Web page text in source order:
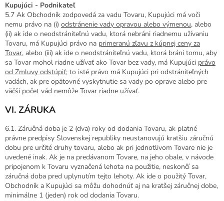
Kupujúci - Podnikateľ
5.7 Ak Obchodník zodpovedá za vadu Tovaru, Kupujúci má voči
nemu právo na (i) odstránenie vady opravou alebo výmenou, alebo
(ii) ak ide o neodstrániteľnú vadu, ktorá nebráni riadnemu užívaniu
Tovaru, má Kupujúci právo na primeranú zľavu z kúpnej ceny za
Tovar, alebo (iii) ak ide o neodstrániteľnú vadu, ktorá bráni tomu, aby
sa Tovar mohol riadne užívať ako Tovar bez vady, má Kupujúci právo
od Zmluvy odstúpiť; to isté právo má Kupujúci pri odstrániteľných
vadách, ak pre opätovné vyskytnutie sa vady po oprave alebo pre
väčší počet vád nemôže Tovar riadne užívať.
VI. ZÁRUKA
6.1. Záručná doba je 2 (dva) roky od dodania Tovaru, ak platné
právne predpisy Slovenskej republiky neustanovujú kratšiu záručnú
dobu pre určité druhy tovaru, alebo ak pri jednotlivom Tovare nie je
uvedené inak. Ak je na predávanom Tovare, na jeho obale, v návode
pripojenom k Tovaru vyznačená lehota na použitie, neskončí sa
záručná doba pred uplynutím tejto lehoty. Ak ide o použitý Tovar,
Obchodník a Kupujúci sa môžu dohodnúť aj na kratšej záručnej dobe,
minimálne 1 (jeden) rok od dodania Tovaru.